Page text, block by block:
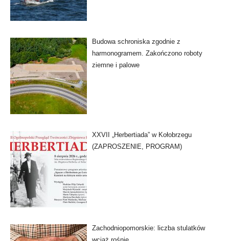
Budowa schroniska zgodnie z
harmonogramem. Zakończono roboty
ziemne i palowe
XXVII „Herbertiada” w Kołobrzegu
(ZAPROSZENIE, PROGRAM)
Zachodniopomorskie: liczba stulatków